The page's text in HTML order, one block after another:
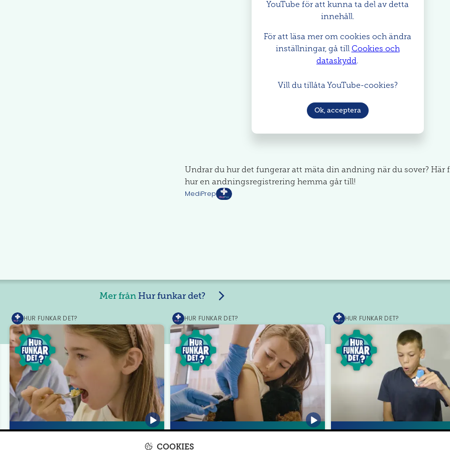
YouTube för att kunna ta del av detta
innehåll.
För att läsa mer om cookies och ändra
inställningar, gå till Cookies och
dataskydd.
Vill du tillåta YouTube-cookies?
Ok, acceptera
Undrar du hur det fungerar att mäta din andning när du sover? Här
hur en andningsregistrering hemma går till!
MediPrep
Mer från Hur funkar det?
MediPrep
HUR FUNKAR DET?
Allergiprovokation
MediPrep
HUR FUNKAR DET?
Allergivaccination
MediPrep
HUR FUNKAR DET?
Andas medicin i en inhalator
COOKIES